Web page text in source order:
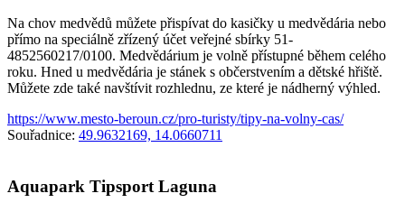
Na chov medvědů můžete přispívat do kasičky u medvědária nebo
přímo na speciálně zřízený účet veřejné sbírky 51-
4852560217/0100. Medvědárium je volně přístupné během celého
roku. Hned u medvědária je stánek s občerstvením a dětské hřiště.
Můžete zde také navštívit rozhlednu, ze které je nádherný výhled.
https://www.mesto-beroun.cz/pro-turisty/tipy-na-volny-cas/
Souřadnice: 49.9632169, 14.0660711
Aquapark Tipsport Laguna